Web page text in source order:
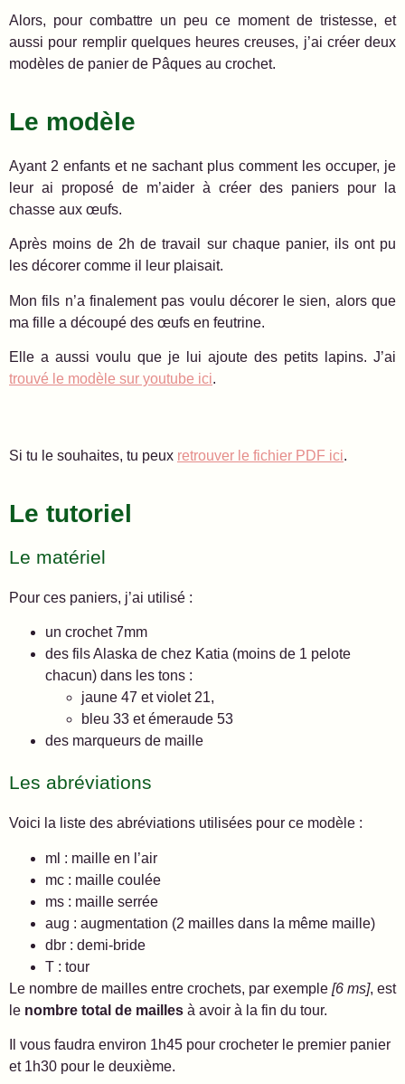
Alors, pour combattre un peu ce moment de tristesse, et
aussi pour remplir quelques heures creuses, j’ai créer deux
modèles de panier de Pâques au crochet.
Le modèle
Ayant 2 enfants et ne sachant plus comment les occuper, je
leur ai proposé de m’aider à créer des paniers pour la
chasse aux œufs.
Après moins de 2h de travail sur chaque panier, ils ont pu
les décorer comme il leur plaisait.
Mon fils n’a finalement pas voulu décorer le sien, alors que
ma fille a découpé des œufs en feutrine.
Elle a aussi voulu que je lui ajoute des petits lapins. J’ai
trouvé le modèle sur youtube ici.
Si tu le souhaites, tu peux retrouver le fichier PDF ici.
Le tutoriel
Le matériel
Pour ces paniers, j’ai utilisé :
un crochet 7mm
des fils Alaska de chez Katia (moins de 1 pelote
chacun) dans les tons :
jaune 47 et violet 21,
bleu 33 et émeraude 53
des marqueurs de maille
Les abréviations
Voici la liste des abréviations utilisées pour ce modèle :
ml : maille en l’air
mc : maille coulée
ms : maille serrée
aug : augmentation (2 mailles dans la même maille)
dbr : demi-bride
T : tour
Le nombre de mailles entre crochets, par exemple [6 ms], est
le nombre total de mailles à avoir à la fin du tour.
Il vous faudra environ 1h45 pour crocheter le premier panier
et 1h30 pour le deuxième.